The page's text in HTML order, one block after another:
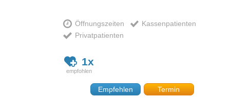
Öffnungszeiten
Kassenpatienten
Privatpatienten
1x
Empfehlen
Termin